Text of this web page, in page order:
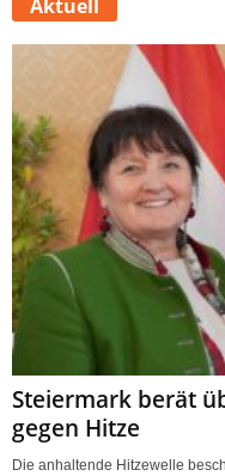
Aktuell
Steiermark berät
gegen Hitze
Die anhaltende Hitzewelle